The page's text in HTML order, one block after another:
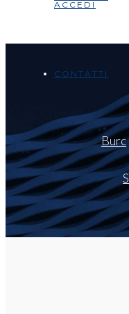
ACCEDI
CONTATTI
Burc